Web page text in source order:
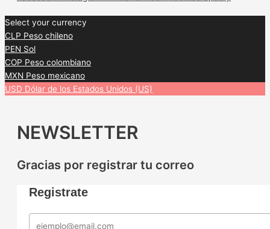
Select your currency
CLP Peso chileno
PEN Sol
COP Peso colombiano
MXN Peso mexicano
USD Dólar de los Estados Unidos (US)
NEWSLETTER
Gracias por registrar tu correo
Registrate